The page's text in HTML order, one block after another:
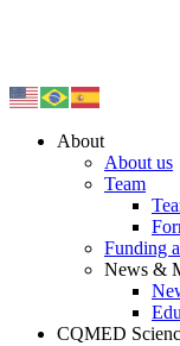
About
About us
Team
Funding
News &
CQMED